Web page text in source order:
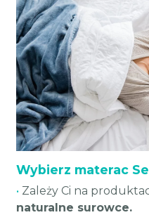
Wybierz materac
• Zależy Ci na
naturalne surowce.